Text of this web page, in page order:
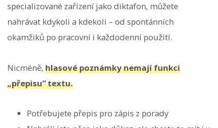
specializované zařízení jako diktafon, můžete
nahrávat kdykoli a kdekoli – od spontánních
okamžiků po pracovní i každodenní použití.
Nicméně, hlasové poznámky nemají funkci
„přepisu“ textu.
Potřebujete přepis pro zápis z porady